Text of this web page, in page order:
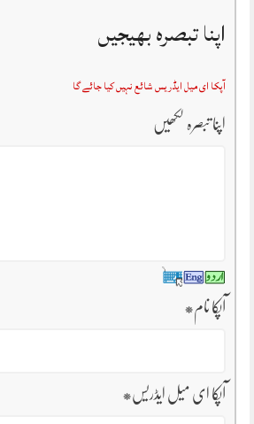
اپنا تبصرہ بھیجیں
آپکا ای میل ایڈریس شائع نہیں کیا جائے گا
اپنا تبصرہ لکھیں
آپکا نام*
آپکا ای میل ایڈریس*